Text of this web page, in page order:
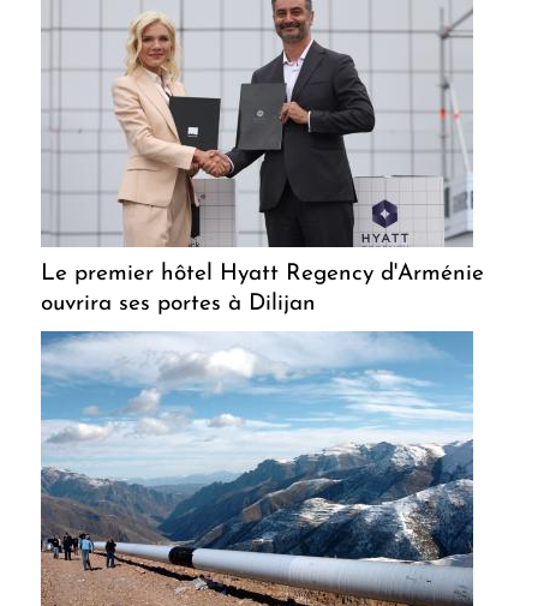
Le premier hôtel Hyatt Regency d'Arménie
ouvrira ses portes à Dilijan